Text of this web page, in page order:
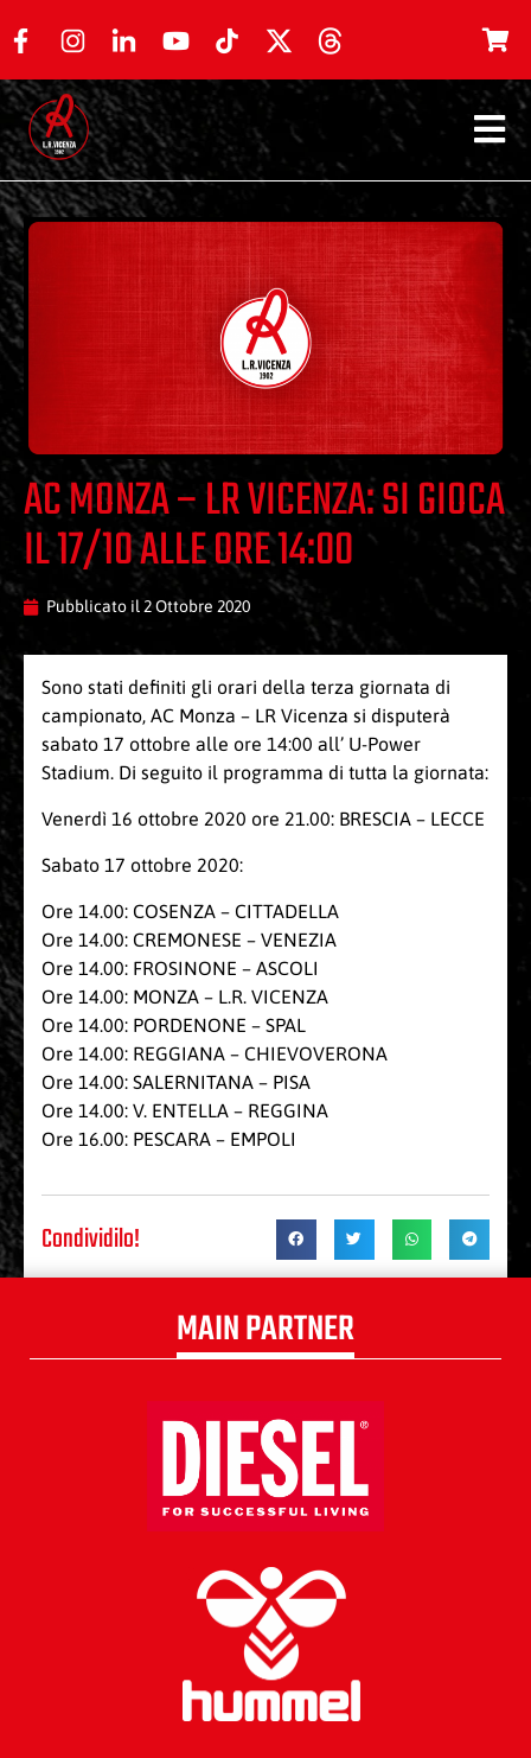
AC MONZA – LR VICENZA: SI GIOCA
IL 17/10 ALLE ORE 14:00
Pubblicato il 2 Ottobre 2020
Sono stati definiti gli orari della terza giornata di
campionato, AC Monza – LR Vicenza si disputerà
sabato 17 ottobre alle ore 14:00 all’ U-Power
Stadium. Di seguito il programma di tutta la giornata:
Venerdì 16 ottobre 2020 ore 21.00: BRESCIA – LECCE
Sabato 17 ottobre 2020:
Ore 14.00: COSENZA – CITTADELLA
Ore 14.00: CREMONESE – VENEZIA
Ore 14.00: FROSINONE – ASCOLI
Ore 14.00: MONZA – L.R. VICENZA
Ore 14.00: PORDENONE – SPAL
Ore 14.00: REGGIANA – CHIEVOVERONA
Ore 14.00: SALERNITANA – PISA
Ore 14.00: V. ENTELLA – REGGINA
Ore 16.00: PESCARA – EMPOLI
Condividilo!
MAIN PARTNER